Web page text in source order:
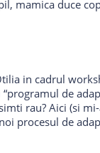
mamica duce
in cadrul
de
rau? Aici (si
procesul de